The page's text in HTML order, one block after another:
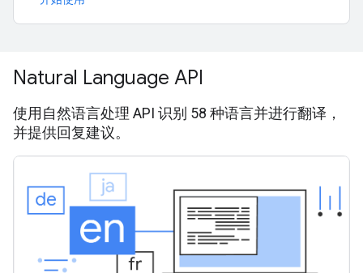
Natural Language API
使用自然语言处理 API 识别 58 种语言并进行翻译，
并提供回复建议。